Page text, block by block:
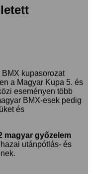
kupasorozat
a Magyar Kupa 5. és
eseményen több
BMX-esek pedig
és
magyar győzelem
utánpótlás- és